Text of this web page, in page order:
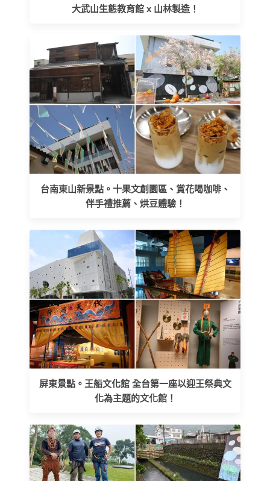
大武山生態教育館 x 山林製造！
台南東山新景點。十果文創園區、賞花喝咖啡、
伴手禮推薦、烘豆體驗！
屏東景點。王船文化館 全台第一座以迎王祭典文
化為主題的文化館！